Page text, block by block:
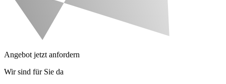
Angebot jetzt anfordern
Wir sind für Sie da